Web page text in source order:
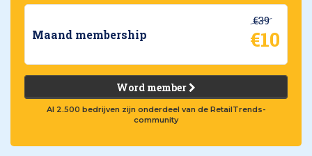
Maand membership
€39
€10
Word member
Al 2.500 bedrijven zijn onderdeel van de RetailTrends-
community